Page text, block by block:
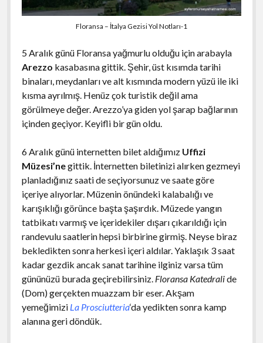
Floransa – İtalya Gezisi Yol Notları-1
5 Aralık günü Floransa yağmurlu olduğu için arabayla
Arezzo kasabasına gittik. Şehir, üst kısımda tarihi
binaları, meydanları ve alt kısmında modern yüzü ile iki
kısma ayrılmış. Henüz çok turistik değil ama
görülmeye değer. Arezzo’ya giden yol şarap bağlarının
içinden geçiyor. Keyifli bir gün oldu.
6 Aralık günü internetten bilet aldığımız Uffizi
Müzesi’negittik. İnternetten biletinizi alırken gezmeyi
planladığınız saati de seçiyorsunuz ve saate göre
içeriye alıyorlar. Müzenin önündeki kalabalığı ve
karışıklığı görünce başta şaşırdık. Müzede yangın
tatbikatı varmış ve içeridekiler dışarı çıkarıldığı için
randevulu saatlerin hepsi birbirine girmiş. Neyse biraz
bekledikten sonra herkesi içeri aldılar. Yaklaşık 3 saat
kadar gezdik ancak sanat tarihine ilginiz varsa tüm
gününüzü burada geçirebilirsiniz. Floransa Katedralide
(Dom) gerçekten muazzam bir eser. Akşam
yemeğimizi La Prosciutteria‘da yedikten sonra kamp
alanına geri döndük.